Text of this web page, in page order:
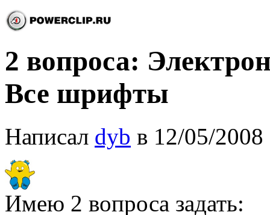
2 вопроса:
Все шрифты
Написал dyb в 12/05/
Имею 2 вопроса задать: